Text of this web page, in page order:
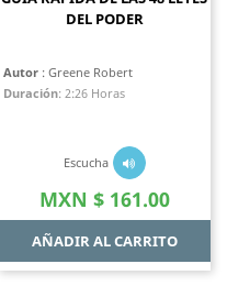
DEL PODER
Autor : Greene Robert
Duración: 2:26 Horas
Escucha
Precio
MXN $ 161.00
AÑADIR AL CARRITO